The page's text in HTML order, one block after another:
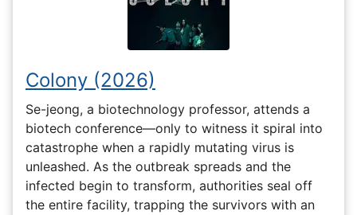
Colony (2026)
Se-jeong, a biotechnology professor, attends a
biotech conference—only to witness it spiral into
catastrophe when a rapidly mutating virus is
unleashed. As the outbreak spreads and the
infected begin to transform, authorities seal off
the entire facility, trapping the survivors with an